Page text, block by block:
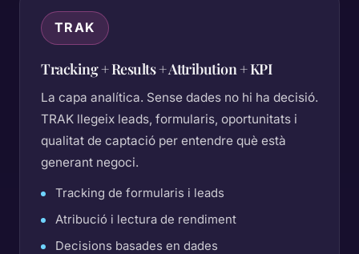
TRAK
Tracking + Results + Attribution + KPI
La capa analítica. Sense dades no hi ha decisió.
TRAK llegeix leads, formularis, oportunitats i
qualitat de captació per entendre què està
generant negoci.
Tracking de formularis i leads
Atribució i lectura de rendiment
Decisions basades en dades